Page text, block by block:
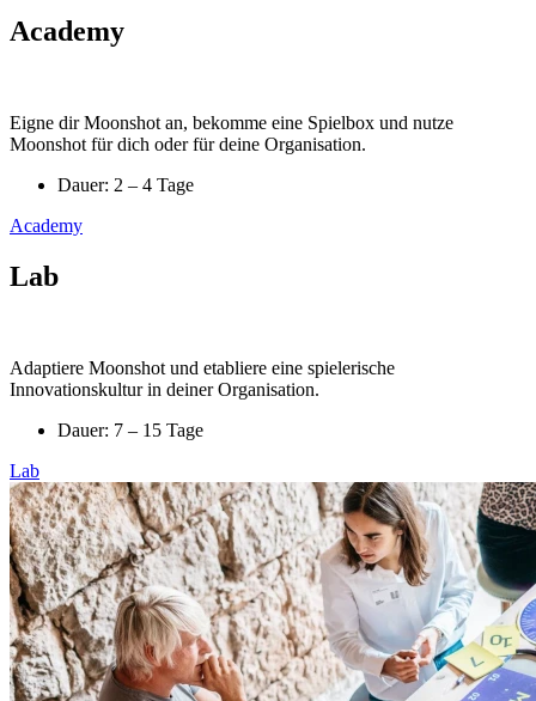
Academy
Eigne dir Moonshot an, bekomme eine Spielbox und nutze
Moonshot für dich oder für deine Organisation.
Dauer: 2 – 4 Tage
Academy
Lab
Adaptiere Moonshot und etabliere eine spielerische
Innovationskultur in deiner Organisation.
Dauer: 7 – 15 Tage
Lab